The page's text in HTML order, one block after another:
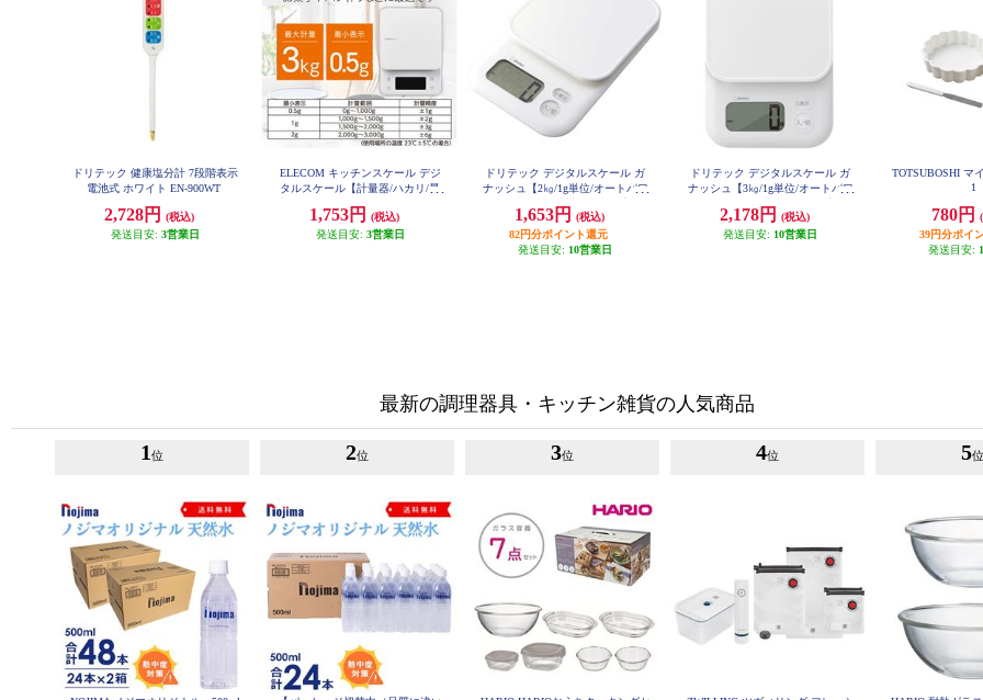
ドリテック 健康塩分計 7段階表示
電池式 ホワイト EN-900WT
2,728円
(税込)
発送目安: 3営業日
ELECOM キッチンスケール デジ
タルスケール【計量器/ハカリ/最
ホワイト】 HCS-KSA02WH
1,753円
(税込)
発送目安: 3営業日
ドリテック デジタルスケール ガ
ナッシュ【2㎏/1g単位/オートパワ
ホワイト】 KS-733WT
1,653円
(税込)
82円分ポイント還元
発送目安: 10営業日
ドリテック デジタルスケール ガ
ナッシュ【3㎏/1g単位/オートパワ
ホワイト】 KS-833WT
2,178円
(税込)
発送目安: 10営業日
TOTSUBOSHI マ
1
780円
39円分ポイ
発送目安:
最新の調理器具・キッチン雑貨の人気商品
1 位 2位 3位 4位 5位